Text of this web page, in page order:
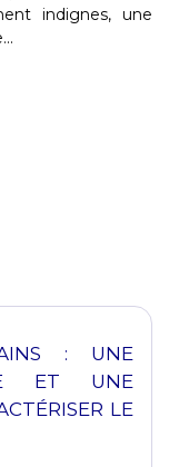
indignes, une
: UNE
ET UNE
LE